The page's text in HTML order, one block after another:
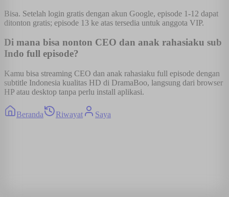
Bisa. Setelah login gratis dengan akun Google, episode 1-12 dapat
ditonton gratis; episode 13 ke atas tersedia untuk anggota VIP.
Di mana bisa nonton CEO dan anak rahasiaku sub
Indo full episode?
Kamu bisa streaming CEO dan anak rahasiaku full episode dengan
subtitle Indonesia kualitas HD di DramaBoo, langsung dari browser
HP atau desktop tanpa perlu install aplikasi.
Beranda Riwayat Saya